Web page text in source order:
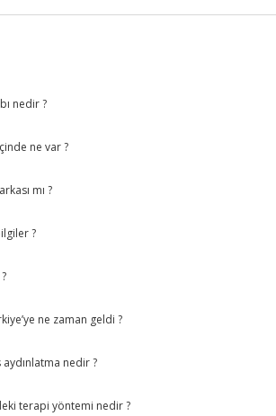
nedir ?
ne var ?
mı ?
?
ne zaman geldi ?
nedir ?
terapi yöntemi nedir ?